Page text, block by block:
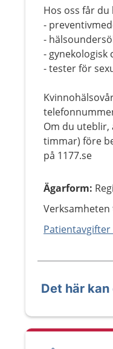
Hos oss får
-
-
- gynekologisk
- tester för
Om du uteblir,
timmar) före
på 1177.se
Ägarform:
Verksamheten
Patientavgifter
Det här